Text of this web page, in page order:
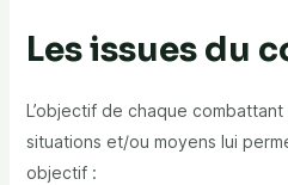
Les issues du
L’objectif de chaque
situations et/ou moyens lui
objectif :